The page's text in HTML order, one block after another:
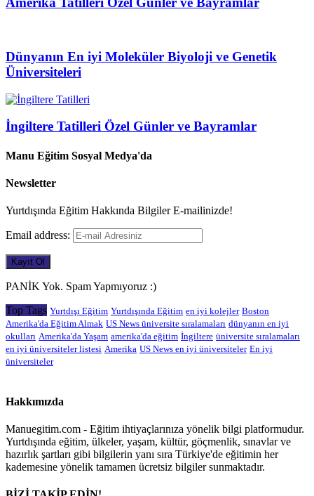
Dünyanın En iyi Moleküler Biyoloji ve Genetik
Üniversiteleri
İngiltere Tatilleri Özel Günler ve Bayramlar
Manu Eğitim Sosyal Medya'da
Newsletter
Yurtdışında Eğitim Hakkında Bilgiler E-mailinizde!
Email address:
PANİK Yok. Spam Yapmıyoruz :)
Top Tags Yurtdışı Eğitim Yurtdışında Eğitim en iyi kolejler Boston
Amerika'da Eğitim Almak US News üniversite sıralamaları dünyanın en iyi
okulları Amerika'da Yaşam amerika'da eğitim İngiltere üniversite sıralamaları
en iyi üniversiteler listesi Amerika US News en iyi üniversiteler En iyi
üniversiteler
Hakkımızda
Manuegitim.com - Eğitim ihtiyaçlarınıza yönelik bilgi platformudur.
Yurtdışında eğitim, ülkeler, yaşam, kültür, göçmenlik, sınavlar ve
hazırlık şartları gibi bilgilerin yanı sıra Türkiye'de eğitimin her
kademesine yönelik tamamen ücretsiz bilgiler sunmaktadır.